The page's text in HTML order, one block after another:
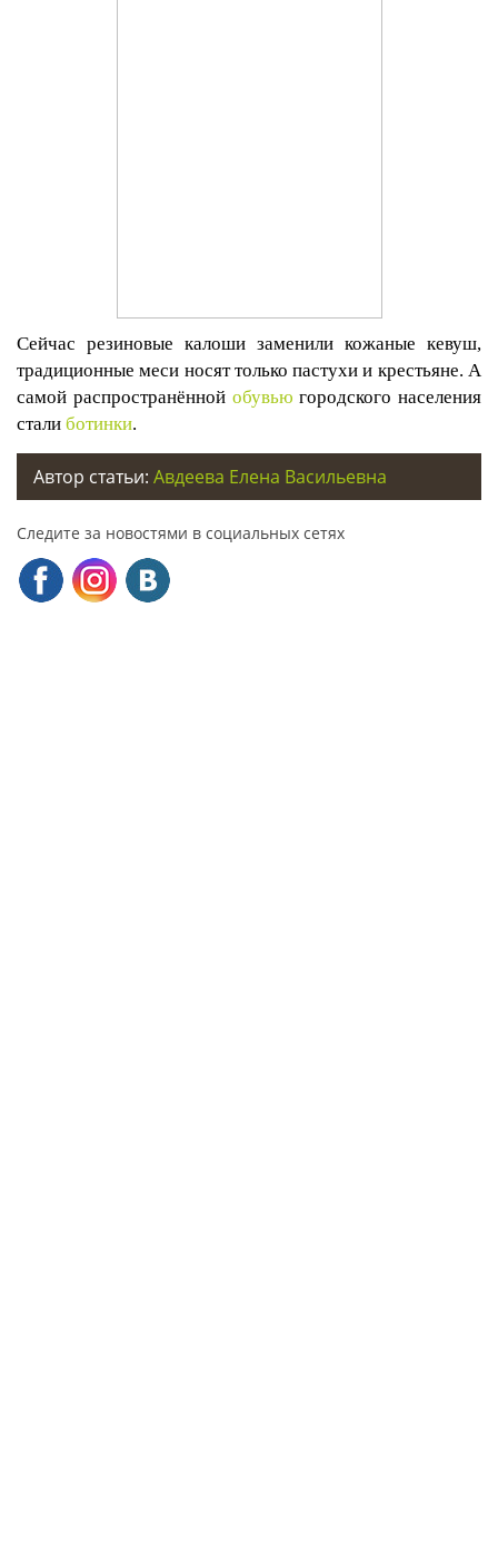
Сейчас резиновые калоши заменили кожаные кевуш,
традиционные меси носят только пастухи и крестьяне. А
самой распространённой обувью городского населения
стали ботинки.
Автор статьи: Авдеева Елена Васильевна
Следите за новостями в социальных сетях